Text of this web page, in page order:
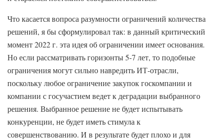
Что касается вопроса разумности ограничений количества
решений, я бы сформулировал так: в данный критический
момент 2022 г. эта идея об ограничении имеет основания.
Но если рассматривать горизонты 5-7 лет, то подобные
ограничения могут сильно навредить ИТ-отрасли,
поскольку любое ограничение закупок госкомпании и
компании с госучастием ведет к деградации выбранного
решения. Выбранное решение не будет испытывать
конкуренции, не будет иметь стимула к
совершенствованию. И в результате будет плохо и для